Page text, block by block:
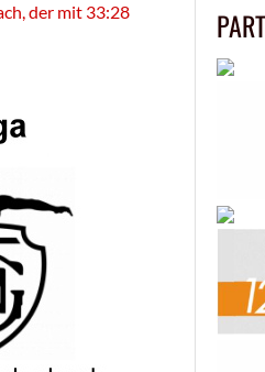
der mit 33:28